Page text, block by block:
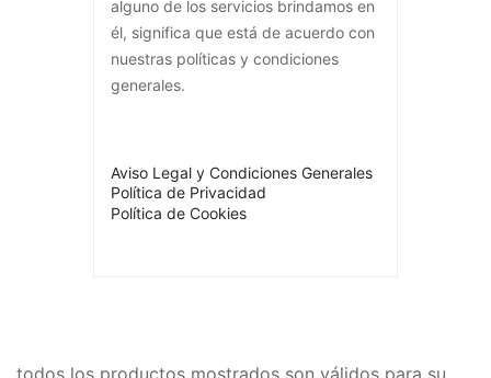
alguno de los servicios brindamos en
él, significa que está de acuerdo con
nuestras políticas y condiciones
generales.
Aviso Legal y Condiciones Generales
Política de Privacidad
Política de Cookies